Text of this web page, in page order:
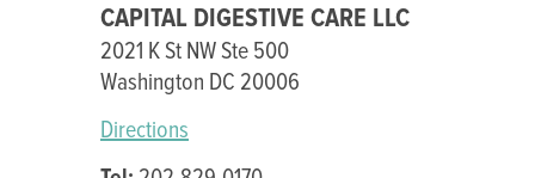
CAPITAL DIGESTIVE CARE LLC
2021 K St NW Ste 500
Washington DC 20006
Directions